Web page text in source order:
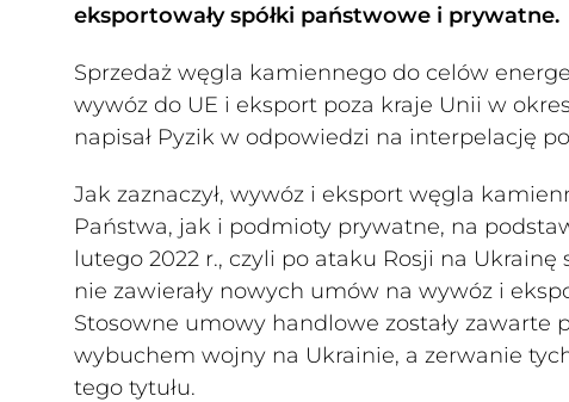
eksportowały spółki państwowe i prywatne.
Sprzedaż węgla kamiennego do celów
wywóz do UE i eksport poza kraje Unii w
napisał Pyzik w odpowiedzi na interpelację
Jak zaznaczył, wywóz i eksport węgla
Państwa, jak i podmioty prywatne, na
lutego 2022 r., czyli po ataku Rosji na
nie zawierały nowych umów na wywóz i
Stosowne umowy handlowe zostały zawarte
wybuchem wojny na Ukrainie, a zerwanie
tego tytułu.